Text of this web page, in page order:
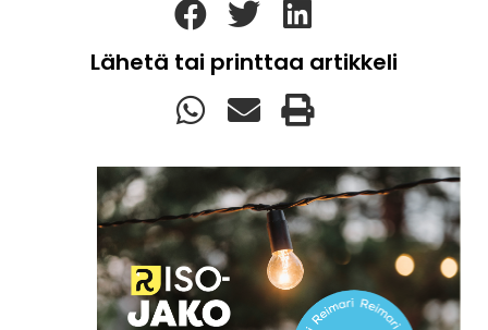
Lähetä tai printtaa artikkeli